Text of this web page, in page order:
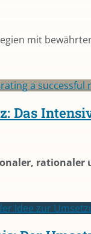
mit
Das
rationaler